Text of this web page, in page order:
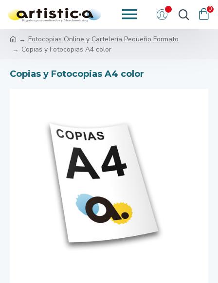
0
Fotocopias Online y Cartelería Pequeño Formato
Copias y Fotocopias A4 color
Copias y Fotocopias A4 color